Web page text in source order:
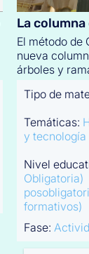
La
El método de
nueva
árboles y
Tipo de
Temáticas:
y tecnología
Nivel
Obligatoria)
formativos)
Fase: